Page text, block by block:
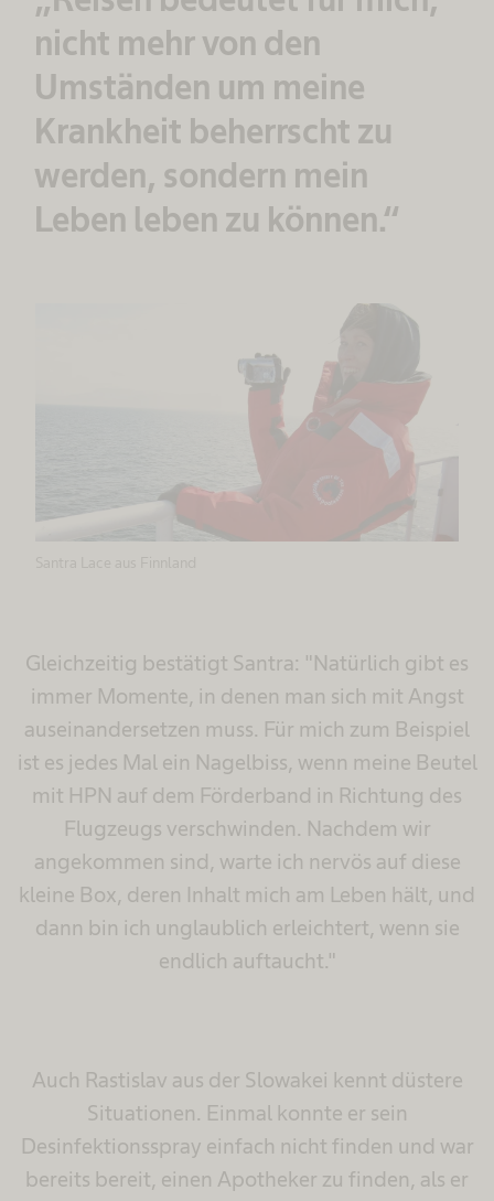
nicht mehr von den
Umständen um meine
Krankheit beherrscht zu
werden, sondern mein
Leben leben zu können.“
Gleichzeitig bestätigt Santra: "Natürlich gibt es
immer Momente, in denen man sich mit Angst
auseinandersetzen muss. Für mich zum Beispiel
ist es jedes Mal ein Nagelbiss, wenn meine Beutel
mit HPN auf dem Förderband in Richtung des
Flugzeugs verschwinden. Nachdem wir
angekommen sind, warte ich nervös auf diese
kleine Box, deren Inhalt mich am Leben hält, und
dann bin ich unglaublich erleichtert, wenn sie
endlich auftaucht."
Auch Rastislav aus der Slowakei kennt düstere
Situationen. Einmal konnte er sein
Desinfektionsspray einfach nicht finden und war
bereits bereit, einen Apotheker zu finden, als er